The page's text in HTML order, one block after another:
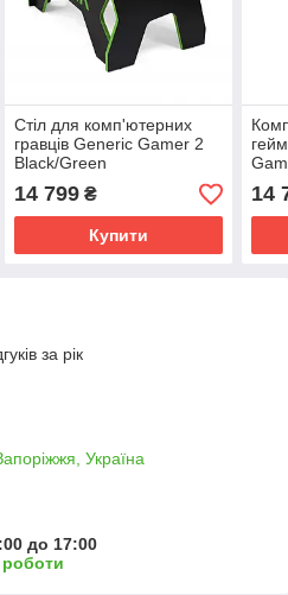
Стіл для комп'ютерних
гравців Generic Gamer 2
Black/Green
14 799₴
Купити
14
за рік
Україна
до 17:00
роботи